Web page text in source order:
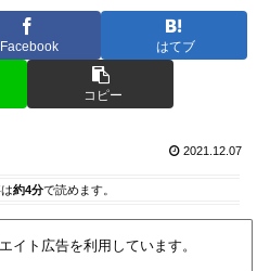
Facebook はてブ
コピー
2021.12.07
約4分で読めます。
イト広告を利用しています。